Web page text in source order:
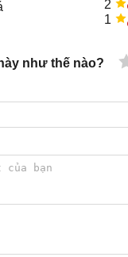
ấy là sức mạnh
2
1
như thế nào?